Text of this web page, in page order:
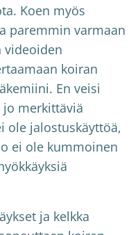
Koen myös
paremmin varmaan
videoiden
koiran
En veisi
merkittäviä
ole jalostuskäyttöä,
ei ole kummoinen
ja kelkka